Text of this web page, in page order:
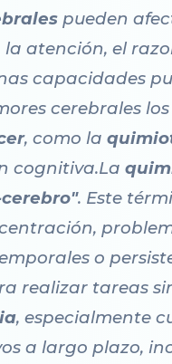
pueden
atención, el
capacidades
cerebrales
, como la
cognitiva.La
. Este
o
realizar tareas
, especialmente
a largo plazo,